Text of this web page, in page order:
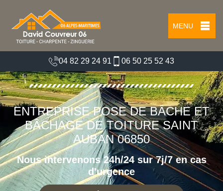
MENU
04 82 29 24 91 06 50 25 52 43
ENTREPRISE POSE DE BÂCHE ET
BÂCHAGE DE TOITURE SAINT
AUBAN 06850
Nous intervenons 24h/24 sur 7j/7 en cas
d'urgence